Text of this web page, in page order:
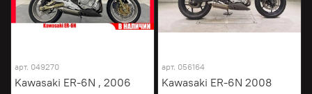
арт. 049270
Kawasaki ER-6N , 2006
арт. 056164
Kawasaki ER-6N 2008